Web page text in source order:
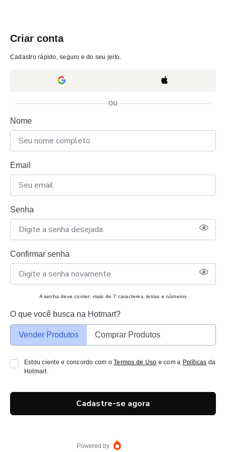
Criar conta
Cadastro rápido, seguro e do seu jeito.
ou
Nome
Email
Senha
Confirmar senha
A senha deve conter: mais de 7 caracteres, letras e números
O que você busca na Hotmart?
Vender Produtos Comprar Produtos
Estou ciente e concordo com oTermos de Uso e com a Políticas da
Hotmart.
Cadastre-se agora
Powered by